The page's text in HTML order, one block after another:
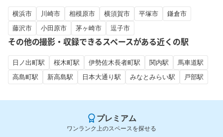
横浜市 川崎市 相模原市 横須賀市 平塚市
鎌倉市
藤沢市
小田原市 茅ヶ崎市 逗子市
その他の撮影・収録できるスペースがある近くの駅
日ノ出町駅 桜木町駅 伊勢佐木長者町駅 関内駅
馬車道駅
高島町駅
新高島駅 日本大通り駅 みなとみらい駅 戸部駅
プレミアム
ワンランク上のスペースを探せる